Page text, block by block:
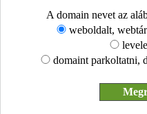
A domain nevet az
weboldalt,
domaint parkoltatni,